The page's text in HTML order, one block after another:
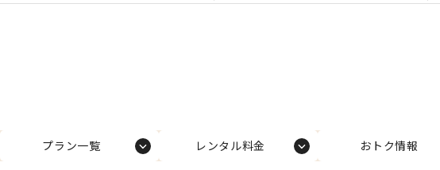
プラン一覧 レンタル料金 おトク情報